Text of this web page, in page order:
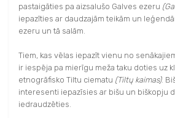
pastaigāties pa aizsalušo Galves ezeru
iepazīties ar daudzajām teikām un
ezeru un tā salām.
Tiem, kas vēlas iepazīt vienu no
ir iespēja pa mierīgu meža taku doties uz
etnogrāfisko Tiltu ciematu (Tiltų kaimas).
interesenti iepazīsies ar bišu un biškopju
iedraudzēties.